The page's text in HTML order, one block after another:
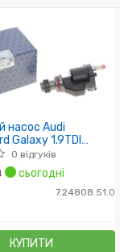
насос Audi
Galaxy 1.9TDI
95-
0 відгуків
сьогодні
7.24808.51.0
КУПИТИ